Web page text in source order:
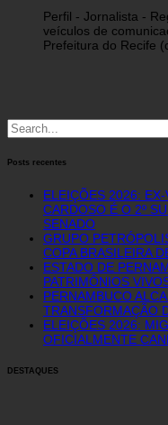
Perfil - Jornalista -
veículos de
Prefeitura do Recife
Search
for:
Posts recentes
ELEIÇÕES 2026:
CARDOSO É O 2º
SENADO
GRUPO
COPA BRASILEIRA
ESTADO DE
PATRIMÔNIOS
PERNAMBUCO
TRANSFORMAÇÃO
ELEIÇÕES 2026:
OFICIALMENTE
DESTAQUES